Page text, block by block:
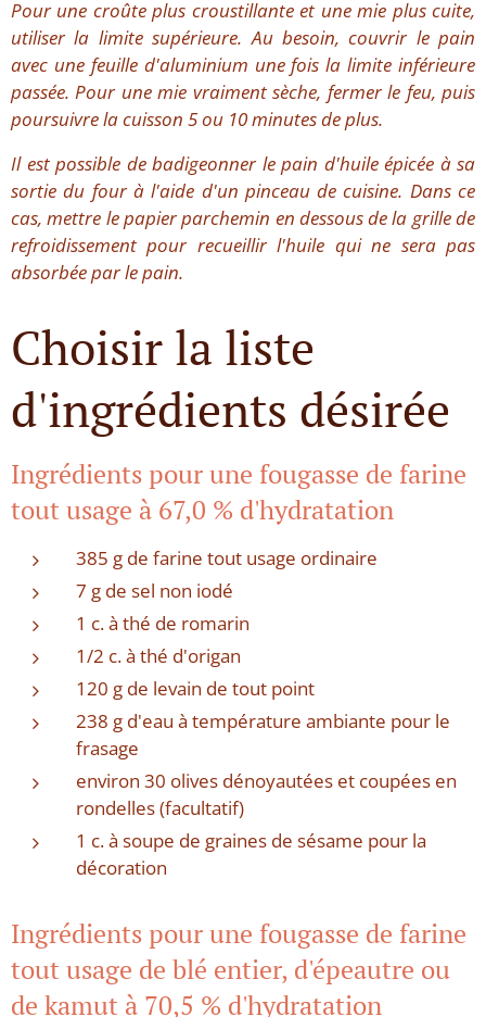
Pour une croûte plus croustillante et une mie plus cuite,
utiliser la limite supérieure. Au besoin, couvrir le pain
avec une feuille d'aluminium une fois la limite inférieure
passée. Pour une mie vraiment sèche, fermer le feu, puis
poursuivre la cuisson 5 ou 10 minutes de plus.
Il est possible de badigeonner le pain d'huile épicée à sa
sortie du four à l'aide d'un pinceau de cuisine. Dans ce
cas, mettre le papier parchemin en dessous de la grille de
refroidissement pour recueillir l'huile qui ne sera pas
absorbée par le pain.
Choisir la liste
d'ingrédients désirée
Ingrédients pour une fougasse de farine
tout usage à 67,0 % d'hydratation
385 g de farine tout usage ordinaire
7 g de sel non iodé
1 c. à thé de romarin
1/2 c. à thé d'origan
120 g de levain de tout point
238 g d'eau à température ambiante pour le
frasage
environ 30 olives dénoyautées et coupées en
rondelles (facultatif)
1 c. à soupe de graines de sésame pour la
décoration
Ingrédients pour une fougasse de farine
tout usage de blé entier, d'épeautre ou
de kamut à 70,5 % d'hydratation